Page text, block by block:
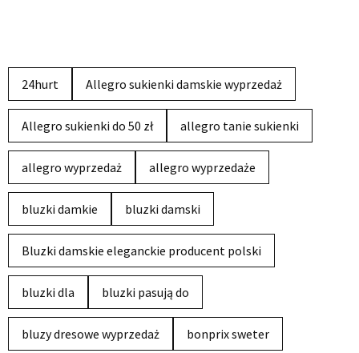
24hurt Allegro sukienki damskie wyprzedaż
Allegro sukienki do 50 zł allegro tanie sukienki
allegro wyprzedaż allegro wyprzedaże
bluzki damkie bluzki damski
Bluzki damskie eleganckie producent polski
bluzki dla bluzki pasują do
bluzy dresowe wyprzedaż bonprix sweter